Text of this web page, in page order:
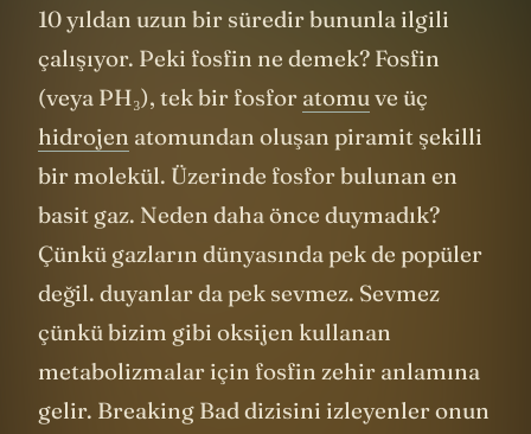
10 yıldan uzun bir süredir bununla ilgili
çalışıyor. Peki fosfin ne demek? Fosfin
(veya PH₃), tek bir fosfor atomu ve üç
hidrojen atomundan oluşan piramit şekilli
bir molekül. Üzerinde fosfor bulunan en
basit gaz. Neden daha önce duymadık?
Çünkü gazların dünyasında pek de popüler
değil. duyanlar da pek sevmez. Sevmez
çünkü bizim gibi oksijen kullanan
metabolizmalar için fosfin zehir anlamına
gelir. Breaking Bad dizisini izleyenler onun